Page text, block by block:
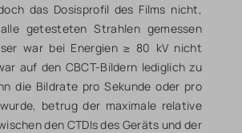
das Dosisprofil des Films nicht,
getesteten Strahlen gemessen
war bei Energien ≥ 80 kV nicht
auf den CBCT-Bildern lediglich zu
die Bildrate pro Sekunde oder pro
betrug der maximale relative
den CTDIs des Geräts und der